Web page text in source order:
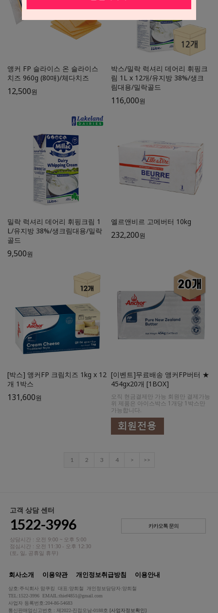
앵커 FP 슬라이스 온 슬라이스
치즈 960g (80매)/체다치즈
12,500원
박스/밀락 럭셔리 데어리 휘핑크
림 1L x 12개/유지방 38%/생크
림대용/밀락골드
116,000원
밀락 럭셔리 데어리 휘핑크림 1
L/유지방 38%/생크림대용/밀락
골드
9,500원
엘르앤비르 고메버터 10kg
232,200원
[박스] 앵커FP 크림치즈 1kg x 12
개 1박스
131,600원
[이벤트]무료배송 앵커FP버터 ★
454gx20개 [1BOX]
오직 현금결제만 가능 회원만 결제가능
위 제품은 아이스박스 1개당 1박스만
가능합니다.
1 2 3 4 > >>
고객 상담 센터
1522-3996
상담시간 : 오전 9:00 ~ 오후 5:00
점심시간 : 오전 11:30 - 오후 12:30
(토, 일, 공휴일 휴무)
카카오톡 문의
회사소개 이용약관 개인정보취급방침 이용안내
상호:주식회사 맘쿠킹 대표:양희철 개인정보담당자:양희철
TEL:1522-3996 EMAIL:thief4851@gmail.com
사업자 등록번호:204-86-54683
통신판매업신고번호 : 제2022-진접오남-0188호 [사업자정보확인]